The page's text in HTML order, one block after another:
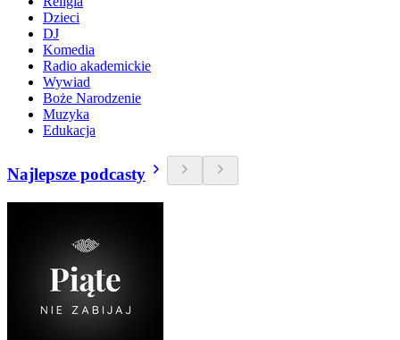
Dzieci
DJ
Komedia
Radio akademickie
Wywiad
Boże Narodzenie
Muzyka
Edukacja
Najlepsze podcasty